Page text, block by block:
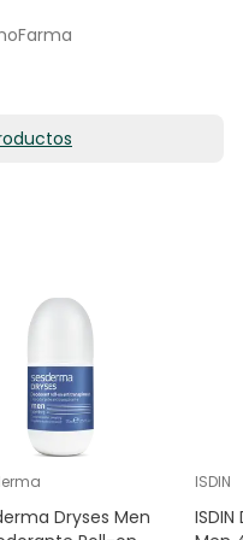
Dryses Men
ISDIN